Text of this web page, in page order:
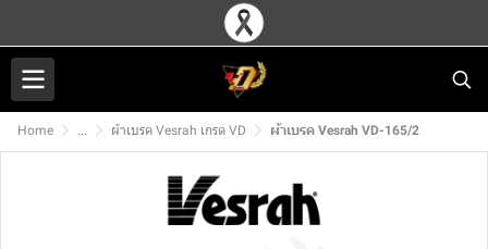
Home ... ผ้าเบรค Vesrah เกรด VD ผ้าเบรค Vesrah VD-165/2